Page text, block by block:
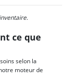
ce que
selon la
moteur de